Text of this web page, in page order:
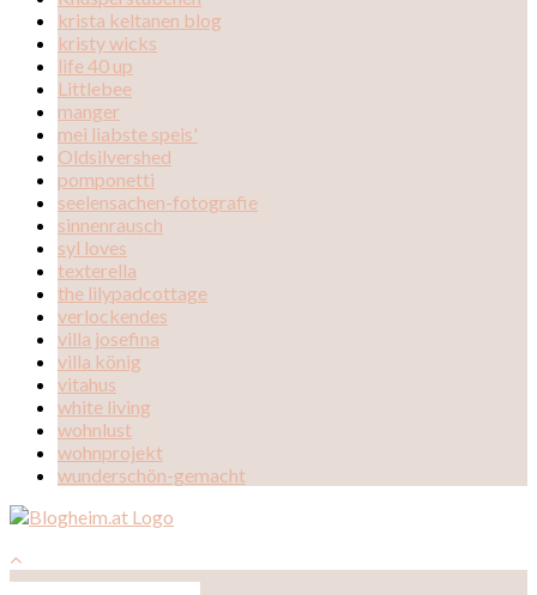
krista keltanen blog
kristy wicks
life 40 up
Littlebee
manger
mei liabste speis'
Oldsilvershed
pomponetti
seelensachen-fotografie
sinnenrausch
syl loves
texterella
the lilypadcottage
verlockendes
villa josefina
villa könig
vitahus
white living
wohnlust
wohnprojekt
wunderschön-gemacht